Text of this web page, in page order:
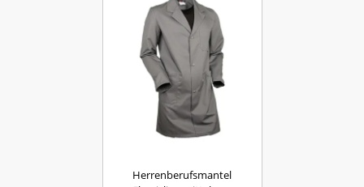
Herrenberufsmantel